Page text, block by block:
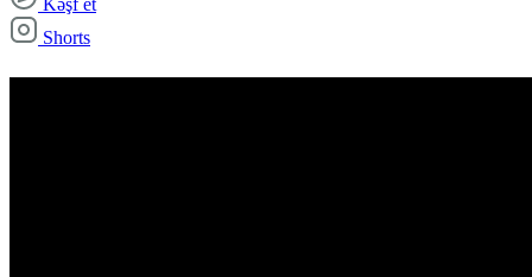
Kəşf et
Shorts